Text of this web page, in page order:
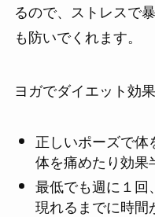
るので、ストレスで
も防いでくれます。
ヨガでダイエット効
正しいポーズで
体を痛めたり効果
最低でも週に１回
現れるまでに時間